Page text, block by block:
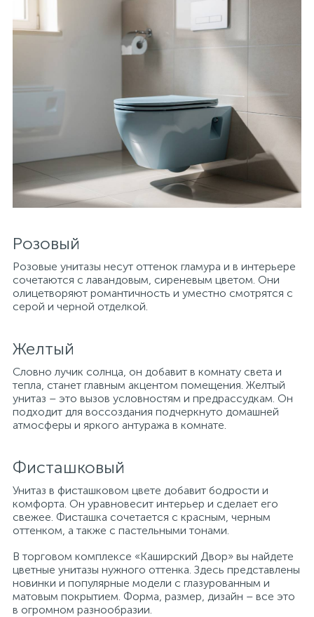
Розовый
Розовые унитазы несут оттенок гламура и в интерьере
сочетаются с лавандовым, сиреневым цветом. Они
олицетворяют романтичность и уместно смотрятся с
серой и черной отделкой.
Желтый
Словно лучик солнца, он добавит в комнату света и
тепла, станет главным акцентом помещения. Желтый
унитаз – это вызов условностям и предрассудкам. Он
подходит для воссоздания подчеркнуто домашней
атмосферы и яркого антуража в комнате.
Фисташковый
Унитаз в фисташковом цвете добавит бодрости и
комфорта. Он уравновесит интерьер и сделает его
свежее. Фисташка сочетается с красным, черным
оттенком, а также с пастельными тонами.
В торговом комплексе «Каширский Двор» вы найдете
цветные унитазы нужного оттенка. Здесь представлены
новинки и популярные модели с глазурованным и
матовым покрытием. Форма, размер, дизайн – все это
в огромном разнообразии.